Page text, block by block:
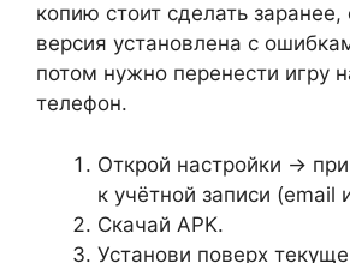
копию стоит сделать заранее,
версия установлена с
потом нужно перенести игру
телефон.
Открой настройки →
к учётной записи (email
Скачай APK.
Установи поверх